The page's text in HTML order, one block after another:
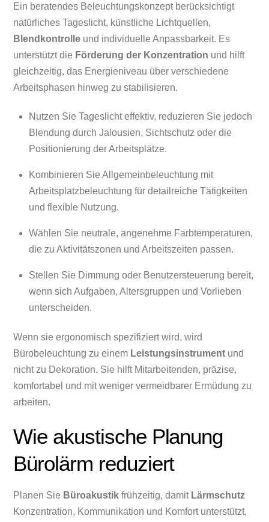
Ein beratendes Beleuchtungskonzept berücksichtigt
natürliches Tageslicht, künstliche Lichtquellen,
Blendkontrolle und individuelle Anpassbarkeit. Es
unterstützt die Förderung der Konzentration und hilft
gleichzeitig, das Energieniveau über verschiedene
Arbeitsphasen hinweg zu stabilisieren.
Nutzen Sie Tageslicht effektiv, reduzieren Sie jedoch
Blendung durch Jalousien, Sichtschutz oder die
Positionierung der Arbeitsplätze.
Kombinieren Sie Allgemeinbeleuchtung mit
Arbeitsplatzbeleuchtung für detailreiche Tätigkeiten
und flexible Nutzung.
Wählen Sie neutrale, angenehme Farbtemperaturen,
die zu Aktivitätszonen und Arbeitszeiten passen.
Stellen Sie Dimmung oder Benutzersteuerung bereit,
wenn sich Aufgaben, Altersgruppen und Vorlieben
unterscheiden.
Wenn sie ergonomisch spezifiziert wird, wird
Bürobeleuchtung zu einem Leistungsinstrument und
nicht zu Dekoration. Sie hilft Mitarbeitenden, präzise,
komfortabel und mit weniger vermeidbarer Ermüdung zu
arbeiten.
Wie akustische Planung
Bürolärm reduziert
Planen Sie Büroakustik frühzeitig, damit Lärmschutz
Konzentration, Kommunikation und Komfort unterstützt,